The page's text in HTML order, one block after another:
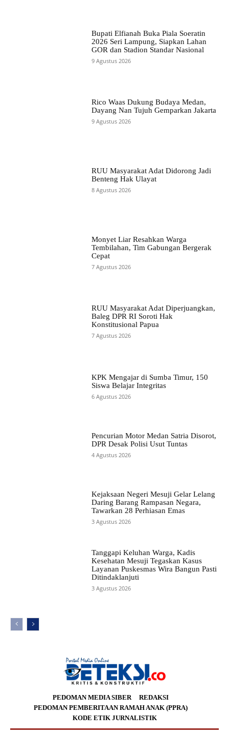
Bupati Elfianah Buka Piala Soeratin
2026 Seri Lampung, Siapkan Lahan
GOR dan Stadion Standar Nasional
9 Agustus 2026
Rico Waas Dukung Budaya Medan,
Dayang Nan Tujuh Gemparkan Jakarta
9 Agustus 2026
RUU Masyarakat Adat Didorong Jadi
Benteng Hak Ulayat
8 Agustus 2026
Monyet Liar Resahkan Warga
Tembilahan, Tim Gabungan Bergerak
Cepat
7 Agustus 2026
RUU Masyarakat Adat Diperjuangkan,
Baleg DPR RI Soroti Hak
Konstitusional Papua
7 Agustus 2026
KPK Mengajar di Sumba Timur, 150
Siswa Belajar Integritas
6 Agustus 2026
Pencurian Motor Medan Satria Disorot,
DPR Desak Polisi Usut Tuntas
4 Agustus 2026
Kejaksaan Negeri Mesuji Gelar Lelang
Daring Barang Rampasan Negara,
Tawarkan 28 Perhiasan Emas
3 Agustus 2026
Tanggapi Keluhan Warga, Kadis
Kesehatan Mesuji Tegaskan Kasus
Layanan Puskesmas Wira Bangun Pasti
Ditindaklanjuti
3 Agustus 2026
PEDOMAN MEDIA SIBER
REDAKSI
PEDOMAN PEMBERITAAN RAMAH ANAK (PPRA)
KODE ETIK JURNALISTIK